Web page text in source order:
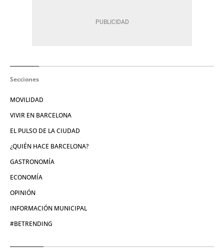
Secciones
MOVILIDAD
VIVIR EN BARCELONA
EL PULSO DE LA CIUDAD
¿QUIÉN HACE BARCELONA?
GASTRONOMÍA
ECONOMÍA
OPINIÓN
INFORMACIÓN MUNICIPAL
#BETRENDING